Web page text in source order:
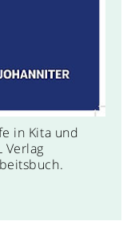
in Kita und
Verlag